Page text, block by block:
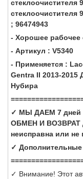
стеклоочистителя
стеклоочистителя
; 96474943
- Хорошее рабочее
- Артикул : V5340
- Применяется :
Gentra II 2013-2015
Нубира
✓ МЫ ДАЕМ 7 дней
ОБМЕН И ВОЗВРАТ
неисправна или
✓
✓ Внимание! Этот